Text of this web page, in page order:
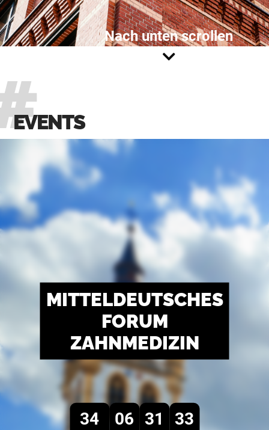
Nach unten scrollen
EVENTS
MITTELDEUTSCHES
FORUM
ZAHNMEDIZIN
34 06 31 32